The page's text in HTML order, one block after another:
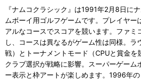
『ナムコクラシック』は1991年2月8日に
ムボーイ用ゴルフゲームです。プレイヤー
アルなコースでスコアを競います。ファミ
し、コースは異なるがゲーム性は同様。ラ
戦）とトーナメントモード（CPUと賞金を
クラブ選択が戦略に影響。スーパーゲーム
ー表示と枠アートが楽しめます。1996年